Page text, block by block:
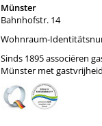
Münster
Bahnhofstr. 14
Wohnraum-
Sinds 1895 associëren
Münster met